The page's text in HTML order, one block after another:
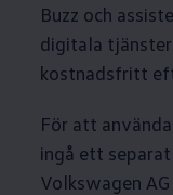
Buzz och
digitala
kostnadsfritt
För att
ingå ett
Volkswagen